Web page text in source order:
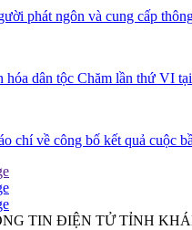
phát ngôn và cung cấp
hóa dân tộc Chăm lần thứ VI
chí về công bố kết quả cuộc
TIN ĐIỆN TỬ TỈNH